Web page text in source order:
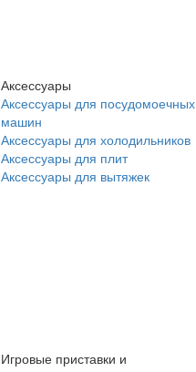
Аксессуары
Аксессуары для посудомоечных
машин
Аксессуары для холодильников
Аксессуары для плит
Аксессуары для вытяжек
Игровые приставки и